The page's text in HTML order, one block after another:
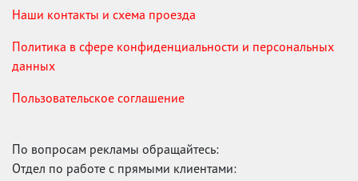
Наши контакты и схема проезда
Политика в сфере конфиденциальности и персональных
данных
Пользовательское соглашение
По вопросам рекламы обращайтесь:
Отдел по работе с прямыми клиентами: